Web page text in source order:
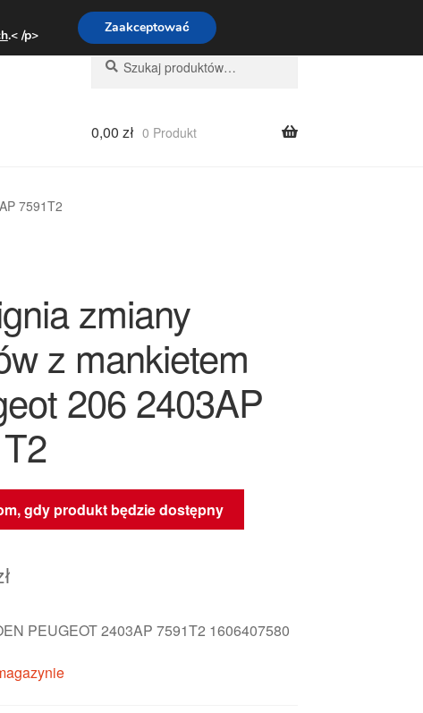
9:00-16:00800 003 167
Szukaj:
Szukaj
0,00 zł 0 Produkt
7591T2
zmiany
z mankietem
206 2403AP
gdy produkt będzie dostępny
PEUGEOT 2403AP 7591T2 1606407580
.< /p> Zaakceptować